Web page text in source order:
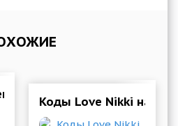
— рабочие бонусы
Коды Love Nikki на